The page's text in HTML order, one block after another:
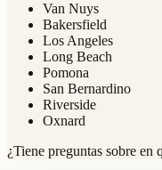
Van Nuys
Bakersfield
Los Angeles
Long Beach
Pomona
San Bernardino
Riverside
Oxnard
¿Tiene preguntas sobre en